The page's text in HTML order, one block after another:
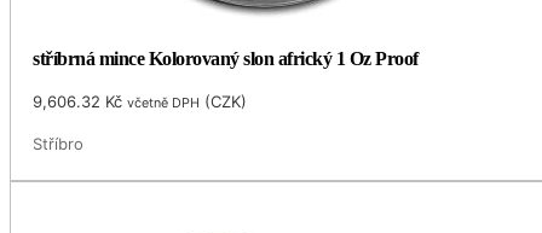
stříbrná mince Kolorovaný slon africký 1 Oz Proof
9,606.32 Kč včetně DPH (CZK)
Stříbro